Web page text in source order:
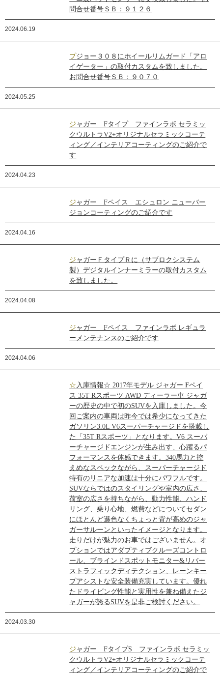
問合せ番号ＳＢ：９１２６
2024.06.19
プジョー３０８にホイールリムガード「アロ
イゲーター」の取付カスタムを致しました。
お問合せ番号ＳＢ：９０７０
2024.05.25
ジャガー Fタイプ ファインラボ セラミッ
クウルトラV2+オリジナルセラミックコーテ
ィング／インテリアコーティングのご紹介で
す
2024.04.23
ジャガー Fペイス エシュロン ニューバー
ジョンコーティングのご紹介です
2024.04.16
ジャガーＦタイプＲに（サブロクシステム
製）デジタルインナーミラーの取付カスタム
を致しました。
2024.04.08
ジャガー Fペイス ファインラボ レギュラ
ーメンテナンスのご紹介です
2024.04.06
☆入庫情報☆ 2017年モデル ジャガー Fペイ
ス 35T Rスポーツ AWD ディーラー車 ジャガ
ーの歴史の中で初のSUVを入庫しました。今
回ご案内の車両は昨今では希少になってきた
ガソリン3.0L V6スーパーチャージドを搭載し
た「35T Rスポーツ」となります。V6 スーパ
ーチャージドエンジンが生み出す、心躍るパ
フォーマンスを体感できます。340馬力と控
えめなスペックながら、スーパーチャージド
特有のリニアな加速は十分にパワフルです。
SUVならではのスタイリングや室内の広さ、
荷室の広さを持ちながら、動力性能、ハンド
リング、乗り心地、燃費などについてセダン
にほとんど遜色なくちょっと背が高めのジャ
ガーサルーンといったイメージとなります。
走りだけが魅力のお車ではございません。オ
プションではアダプティブクルーズコントロ
ール、ブラインドスポットモニター&リバー
ストラフィックディテクション、レーンキー
プアシストな安全装備充実しています。優れ
たドライビング性能と実用性を兼ね備えたジ
ャガーが誇るSUVを是非ご検討ください。
2024.03.30
ジャガー FタイプS ファインラボ セラミッ
クウルトラV2+オリジナルセラミックコーテ
ィング／インテリアコーティングのご紹介で